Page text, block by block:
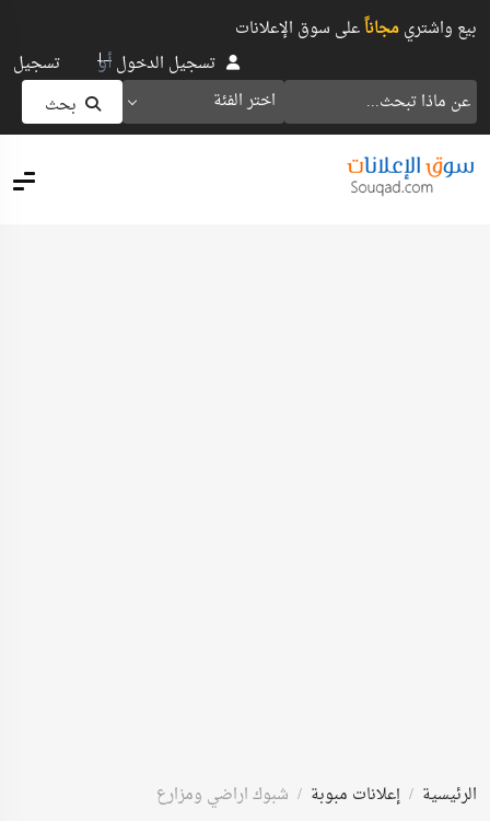
بيع واشتريمجاناًعلى سوق الإعلانات
اختر الفئة بحث
تسجيل الدخولأو تسجيل
الرئيسية إعلانات مبوبة شبوك اراضي ومزارع